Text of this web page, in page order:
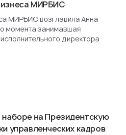
МИРБИС
МИРБИС возглавила Анна
момента занимавшая
директора
на Президентскую
управленческих кадров